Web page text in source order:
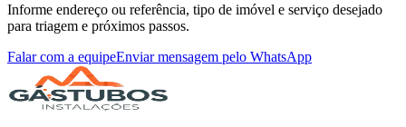
Informe endereço ou referência, tipo de imóvel e serviço desejado
para triagem e próximos passos.
Falar com a equipeEnviar mensagem pelo WhatsApp